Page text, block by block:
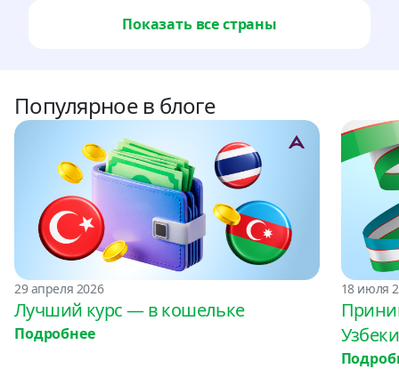
Показать все страны
Популярное в блоге
29 апреля 2026
Лучший курс — в кошельке
Подробнее
18 июля